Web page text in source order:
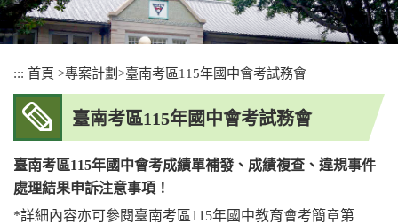
區
塊
::: 首頁 >專案計劃 >臺南考區115年國中會考試務會
臺南考區115年國中會考試務會
臺南考區115年國中會考成績單補發、成績複查、違規事件
處理結果申訴注意事項！
*詳細內容亦可參閱臺南考區115年國中教育會考簡章第